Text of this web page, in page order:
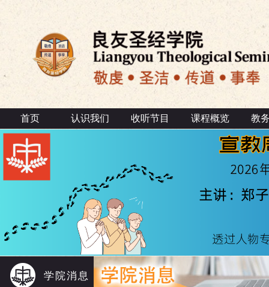
首页 认识我们 收听节目 课程概览 教
学院消息